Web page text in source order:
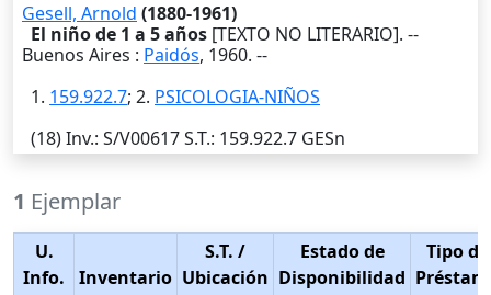
Gesell, Arnold (1880-1961)
El niño de 1 a 5 años [TEXTO NO LITERARIO]. --
Buenos Aires : Paidós, 1960. --
1. 159.922.7; 2. PSICOLOGIA-NIÑOS
(18)Inv.: S/V00617S.T.: 159.922.7 GESn
1 Ejemplar
U.
Info.
Inventario
S.T. /
Ubicación
Estado de
Disponibilidad
Tipo de